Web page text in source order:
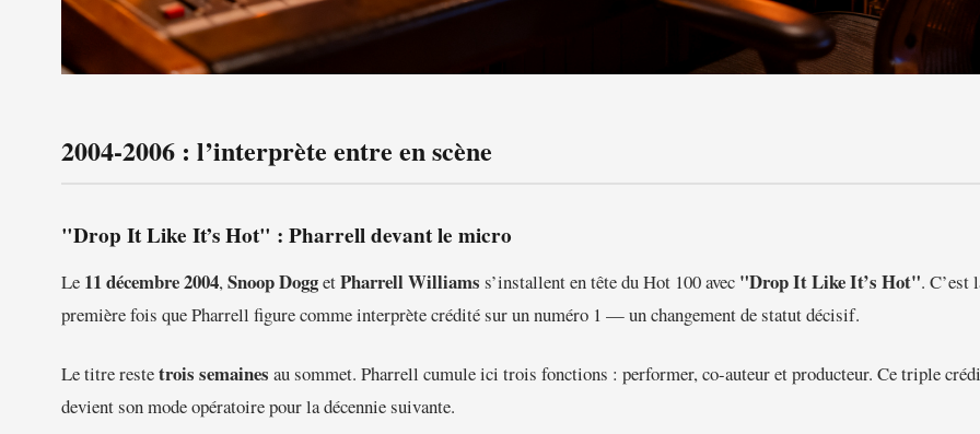
2004-2006 : l’interprète entre en scène
"Drop It Like It’s Hot" : Pharrell devant le micro
Le 11 décembre 2004,Snoop DoggetPharrell Williams s’installent en tête du Hot 100 avec "Drop It Like It’s Hot". C’est
première fois que Pharrell figure comme interprète crédité sur un numéro 1 — un changement de statut décisif.
Le titre restetrois semaines au sommet. Pharrell cumule ici trois fonctions : performer, co-auteur et producteur. Ce triple
devient son mode opératoire pour la décennie suivante.